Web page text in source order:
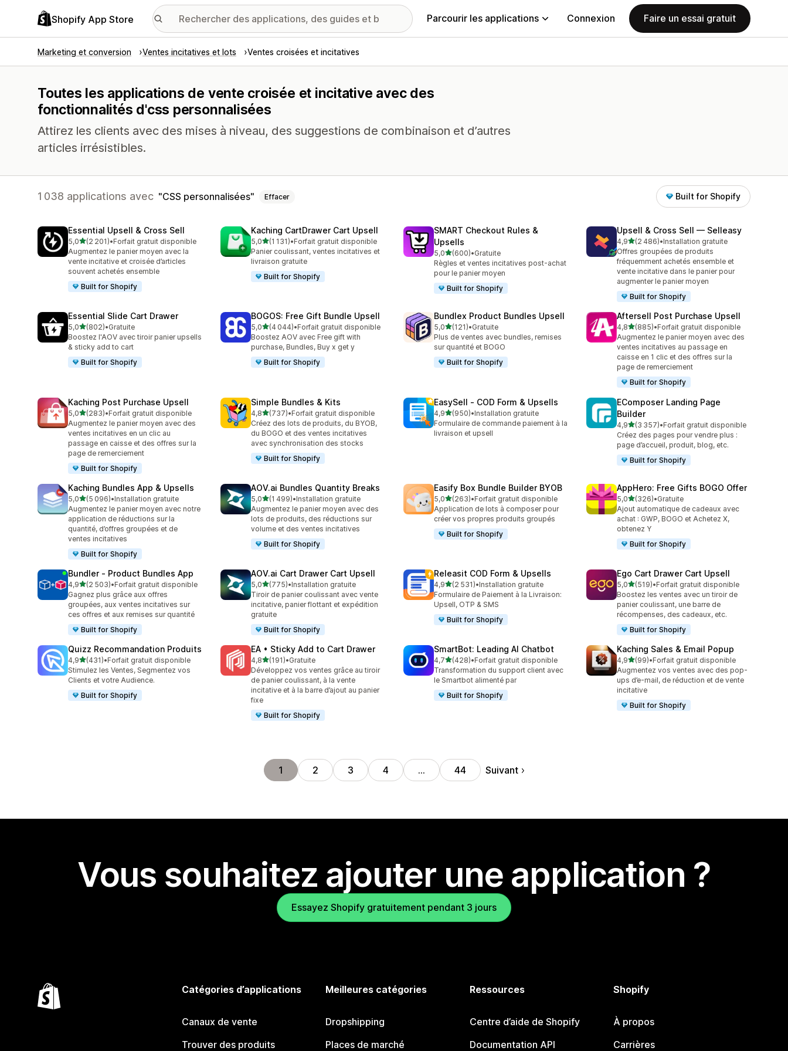
Shopify App Store Parcourir les applications Connexion Faire un essai gratuit
Marketing et conversion Ventes incitatives et lots Ventes croisées et incitatives
Toutes les applications de vente croisée et incitative avec des
fonctionnalités d'css personnalisées
Attirez les clients avec des mises à niveau, des suggestions de combinaison et d’autres
articles irrésistibles.
1 038 applications avec CSS personnalisées Effacer Built for Shopify
Essential Upsell & Cross Sell
5,0étoile(s) sur 5
(2 201)
2201 avis au total
•Forfait gratuit disponible
Augmentez le panier moyen avec la
vente incitative et croisée d’articles
souvent achetés ensemble
Built for Shopify
Kaching CartDrawer Cart Upsell
5,0étoile(s) sur 5
(1 131)
1131 avis au total
•Forfait gratuit disponible
Panier coulissant, ventes incitatives et
livraison gratuite
Built for Shopify
SMART Checkout Rules &
Upsells
5,0étoile(s) sur 5
(600)
600 avis au total
•Gratuite
Règles et ventes incitatives post-achat
pour le panier moyen
Built for Shopify
Upsell & Cross Sell — Selleasy
4,9étoile(s) sur 5
(2 486)
2486 avis au total
•Installation gratuite
Offres groupées de produits
fréquemment achetés ensemble et
vente incitative dans le panier pour
augmenter le panier moyen
Built for Shopify
Essential Slide Cart Drawer
5,0étoile(s) sur 5
(802)
802 avis au total
•Gratuite
Boostez l'AOV avec tiroir panier upsells
& sticky add to cart
Built for Shopify
BOGOS: Free Gift Bundle Upsell
5,0étoile(s) sur 5
(4 044)
4044 avis au total
•Forfait gratuit disponible
Boostez AOV avec Free gift with
purchase, Bundles, Buy x get y
Built for Shopify
Bundlex Product Bundles Upsell
5,0étoile(s) sur 5
(121)
121 avis au total
•Gratuite
Plus de ventes avec bundles, remises
sur quantité et BOGO
Built for Shopify
Aftersell Post Purchase Upsell
4,8étoile(s) sur 5
(885)
885 avis au total
•Forfait gratuit disponible
Augmentez le panier moyen avec des
ventes incitatives au passage en
caisse en 1 clic et des offres sur la
page de remerciement
Built for Shopify
Kaching Post Purchase Upsell
5,0étoile(s) sur 5
(283)
283 avis au total
•Forfait gratuit disponible
Augmentez le panier moyen avec des
ventes incitatives en un clic au
passage en caisse et des offres sur la
page de remerciement
Built for Shopify
Simple Bundles & Kits
4,8étoile(s) sur 5
(737)
737 avis au total
•Forfait gratuit disponible
Créez des lots de produits, du BYOB,
du BOGO et des ventes incitatives
avec synchronisation des stocks
Built for Shopify
EasySell ‑ COD Form & Upsells
4,9étoile(s) sur 5
(950)
950 avis au total
•Installation gratuite
Formulaire de commande paiement à la
livraison et upsell
EComposer Landing Page
Builder
4,9étoile(s) sur 5
(3 357)
3357 avis au total
•Forfait gratuit disponible
Créez des pages pour vendre plus :
page d’accueil, produit, blog, etc.
Built for Shopify
Kaching Bundles App & Upsells
5,0étoile(s) sur 5
(5 096)
5096 avis au total
•Installation gratuite
Augmentez le panier moyen avec notre
application de réductions sur la
quantité, d’offres groupées et de
ventes incitatives
Built for Shopify
AOV.ai Bundles Quantity Breaks
5,0étoile(s) sur 5
(1 499)
1499 avis au total
•Installation gratuite
Augmentez le panier moyen avec des
lots de produits, des réductions sur
volume et des ventes incitatives
Built for Shopify
Easify Box Bundle Builder BYOB
5,0étoile(s) sur 5
(263)
263 avis au total
•Forfait gratuit disponible
Application de lots à composer pour
créer vos propres produits groupés
Built for Shopify
AppHero: Free Gifts BOGO Offer
5,0étoile(s) sur 5
(326)
326 avis au total
•Gratuite
Ajout automatique de cadeaux avec
achat : GWP, BOGO et Achetez X,
obtenez Y
Built for Shopify
Bundler ‑ Product Bundles App
4,9étoile(s) sur 5
(2 503)
2503 avis au total
•Forfait gratuit disponible
Gagnez plus grâce aux offres
groupées, aux ventes incitatives sur
ces offres et aux remises sur quantité
Built for Shopify
AOV.ai Cart Drawer Cart Upsell
5,0étoile(s) sur 5
(775)
775 avis au total
•Installation gratuite
Tiroir de panier coulissant avec vente
incitative, panier flottant et expédition
gratuite
Built for Shopify
Releasit COD Form & Upsells
4,9étoile(s) sur 5
(2 531)
2531 avis au total
•Installation gratuite
Formulaire de Paiement à la Livraison:
Upsell, OTP & SMS
Built for Shopify
Ego Cart Drawer Cart Upsell
5,0étoile(s) sur 5
(519)
519 avis au total
•Forfait gratuit disponible
Boostez les ventes avec un tiroir de
panier coulissant, une barre de
récompenses, des cadeaux, etc.
Built for Shopify
Quizz Recommandation Produits
4,9étoile(s) sur 5
(431)
431 avis au total
•Forfait gratuit disponible
Stimulez les Ventes, Segmentez vos
Clients et votre Audience.
Built for Shopify
EA • Sticky Add to Cart Drawer
4,8étoile(s) sur 5
(191)
191 avis au total
•Gratuite
Développez vos ventes grâce au tiroir
de panier coulissant, à la vente
incitative et à la barre d’ajout au panier
fixe
Built for Shopify
SmartBot: Leading AI Chatbot
4,7étoile(s) sur 5
(428)
428 avis au total
•Forfait gratuit disponible
Transformation du support client avec
le Smartbot alimenté par
Built for Shopify
Kaching Sales & Email Popup
4,9étoile(s) sur 5
(99)
99 avis au total
•Forfait gratuit disponible
Augmentez vos ventes avec des pop-
ups d’e-mail, de réduction et de vente
incitative
Built for Shopify
1 2 3 4 … 44 Suivant
Vous souhaitez ajouter une application ?
Essayez Shopify gratuitement pendant 3 jours
Catégories d’applications
Canaux de vente
Trouver des produits
Meilleures catégories
Dropshipping
Places de marché
Ressources
Centre d’aide de Shopify
Documentation API
Shopify
À propos
Carrières